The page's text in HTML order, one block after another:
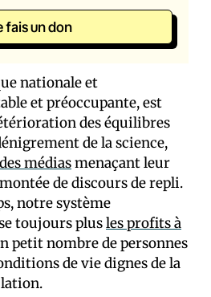
fais un don
nationale et
et préoccupante, est
des équilibres
de la science,
médiasmenaçant leur
de discours de repli.
notre système
toujours plusles profits à
petit nombre de personnes
de vie dignes de la